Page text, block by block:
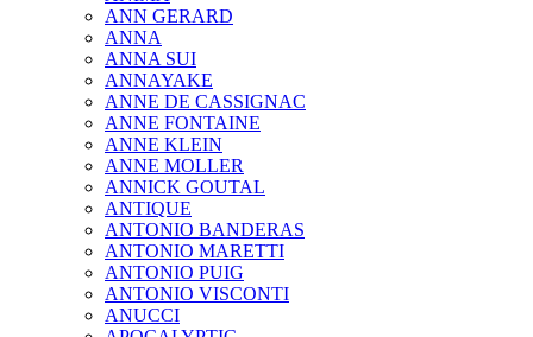
ANN GERARD
ANNA
ANNA SUI
ANNAYAKE
ANNE DE CASSIGNAC
ANNE FONTAINE
ANNE KLEIN
ANNE MOLLER
ANNICK GOUTAL
ANTIQUE
ANTONIO BANDERAS
ANTONIO MARETTI
ANTONIO PUIG
ANTONIO VISCONTI
ANUCCI